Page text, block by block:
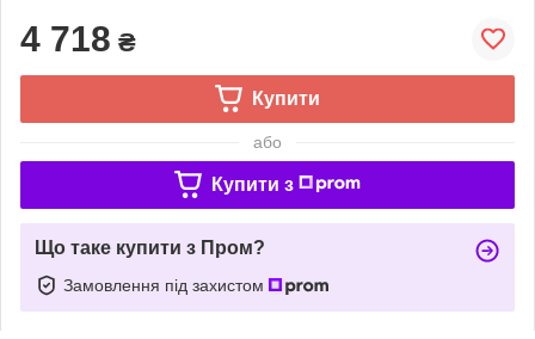
4 718 ₴
Купити
або
Купити з
Що таке купити з Пром?
Замовлення під захистом